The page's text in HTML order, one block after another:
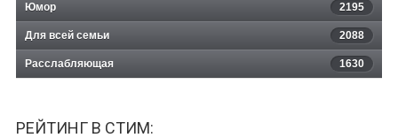
Юмор 2195
Для всей семьи 2088
Расслабляющая 1630
РЕЙТИНГ В СТИМ: